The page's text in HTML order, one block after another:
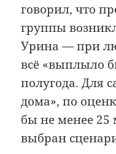
говорил, что
группы
Урина — при
всё «выплыло
полугода. Для
дома», по
бы не менее 25
выбран